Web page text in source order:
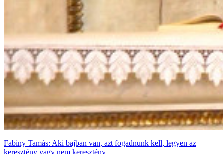
Fabiny Tamás: Aki bajban van, azt fogadnunk kell, legyen az
keresztény vagy nem keresztény